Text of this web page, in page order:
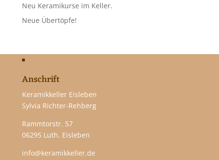
Neu Keramikurse im Keller.
Neue Übertöpfe!
Anschrift
Keramikkeller Eisleben
Sylvia Richter-Rehberg
Rammtorstr. 57
06295 Luth. Eisleben
info@keramikkeller.de